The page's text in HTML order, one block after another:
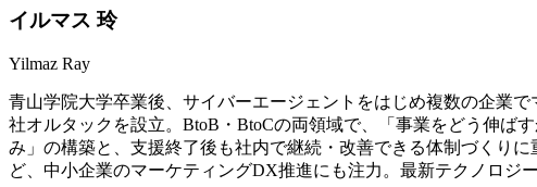
イルマス 玲
Yilmaz Ray
青山学院大学卒業後、サイバーエージェントをはじめ複数の企業
社オルタックを設立。BtoB・BtoCの両領域で、「事業をどう伸ば
み」の構築と、支援終了後も社内で継続・改善できる体制づくり
ど、中小企業のマーケティングDX推進にも注力。最新テクノロジ